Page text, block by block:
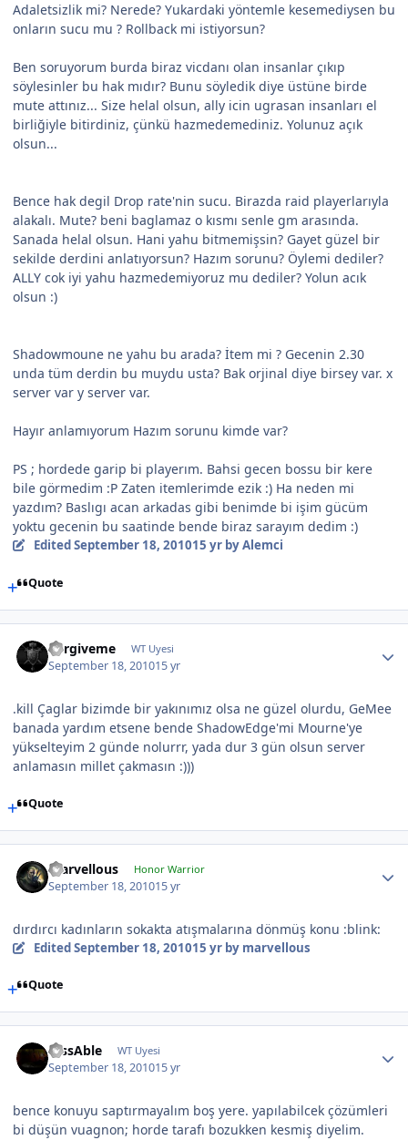
Adaletsizlik mi? Nerede? Yukardaki yöntemle kesemediysen bu
onların sucu mu ? Rollback mi istiyorsun?
Ben soruyorum burda biraz vicdanı olan insanlar çıkıp
söylesinler bu hak mıdır? Bunu söyledik diye üstüne birde
mute attınız... Size helal olsun, ally icin ugrasan insanları el
birliğiyle bitirdiniz, çünkü hazmedemediniz. Yolunuz açık
olsun...
Bence hak degil Drop rate'nin sucu. Birazda raid playerlarıyla
alakalı. Mute? beni baglamaz o kısmı senle gm arasında.
Sanada helal olsun. Hani yahu bitmemişsin? Gayet güzel bir
sekilde derdini anlatıyorsun? Hazım sorunu? Öylemi dediler?
ALLY cok iyi yahu hazmedemiyoruz mu dediler? Yolun acık
olsun :)
Shadowmoune ne yahu bu arada? İtem mi ? Gecenin 2.30
unda tüm derdin bu muydu usta? Bak orjinal diye birsey var. x
server var y server var.
Hayır anlamıyorum Hazım sorunu kimde var?
PS ; hordede garip bi playerım. Bahsi gecen bossu bir kere
bile görmedim :P Zaten itemlerimde ezik :) Ha neden mi
yazdım? Baslıgı acan arkadas gibi benimde bi işim gücüm
yoktu gecenin bu saatinde bende biraz sarayım dedim :)
Edited September 18, 201015 yrby Alemci
Quote
Forgiveme WT Uyesi
September 18, 201015 yr
.kill Çaglar bizimde bir yakınımız olsa ne güzel olurdu, GeMee
banada yardım etsene bende ShadowEdge'mi Mourne'ye
yükselteyim 2 günde nolurrr, yada dur 3 gün olsun server
anlamasın millet çakmasın :)))
Quote
marvellous Honor Warrior
September 18, 201015 yr
dırdırcı kadınların sokakta atışmalarına dönmüş konu :blink:
EditedSeptember 18, 201015 yrby marvellous
Quote
DissAble WT Uyesi
September 18, 201015 yr
bence konuyu saptırmayalım boş yere. yapılabilcek çözümleri
bi düşün vuagnon; horde tarafı bozukken kesmiş diyelim.